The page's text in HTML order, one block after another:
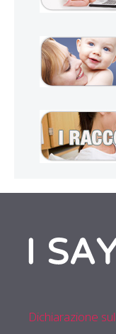
Dichiarazione